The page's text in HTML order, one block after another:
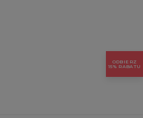
ODBIERZ
15% RABATU